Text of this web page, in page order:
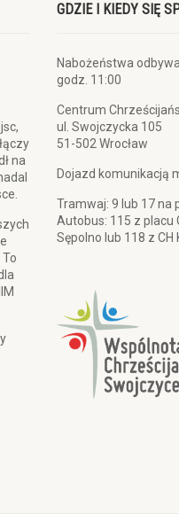
na
GDZIE I KIEDY SIĘ
Nabożeństwa
godz. 11:00
Centrum
ul. Swojczycka 105
51-502 Wrocław
Dojazd komunikacją
Tramwaj: 9 lub 17 na
Autobus: 115 z placu
Sępolno lub 118 z CH